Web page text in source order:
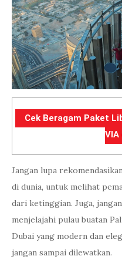
Cek Beragam Paket
VIA
Jangan lupa
di dunia, untuk melihat
dari ketinggian. Juga,
menjelajahi pulau buatan
Dubai yang modern dan
jangan sampai dilewatkan.